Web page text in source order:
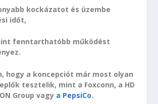
kockázatot és üzembe
időt,
fenntarthatóbb működést
hogy a koncepciót már most olyan
tesztelik, mint a Foxconn, a HD
Group vagy a PepsiCo.